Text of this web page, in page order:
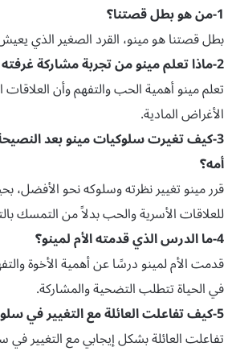
1-من هو بطل قصتنا؟
بطل قصتنا هو مينو، القرد الصغير الذي
2-ماذا تعلم مينو من تجربة مشاركة غرفته مع أخيه الصغير؟
تعلم مينو أهمية الحب والتفهم وأن
الأغراض المادية.
3-كيف تغيرت سلوكيات مينو بعد
أمه؟
قرر مينو تغيير نظرته وسلوكه نحو الأفضل،
للعلاقات الأسرية والحب بدلاً من التمسك
4-ما الدرس الذي قدمته الأم لمينو؟
قدمت الأم لمينو درسًا عن أهمية الأخوة
في الحياة تتطلب التضحية والمشاركة.
5-كيف تفاعلت العائلة مع التغيير في سلوك مينو؟
تفاعلت العائلة بشكل إيجابي مع التغيير